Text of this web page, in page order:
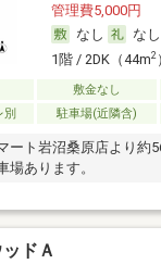
管理費5,000円
なし
なし
1階 / 2DK（44m2
敷金なし
駐車場(近隣含)
ート岩沼桑原店より約
場あります。
ドＡ